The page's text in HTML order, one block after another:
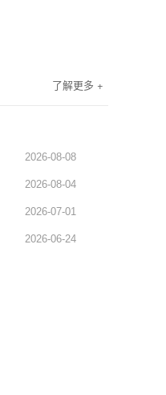
了解更多 +
2026-08-08
2026-08-04
2026-07-01
2026-06-24